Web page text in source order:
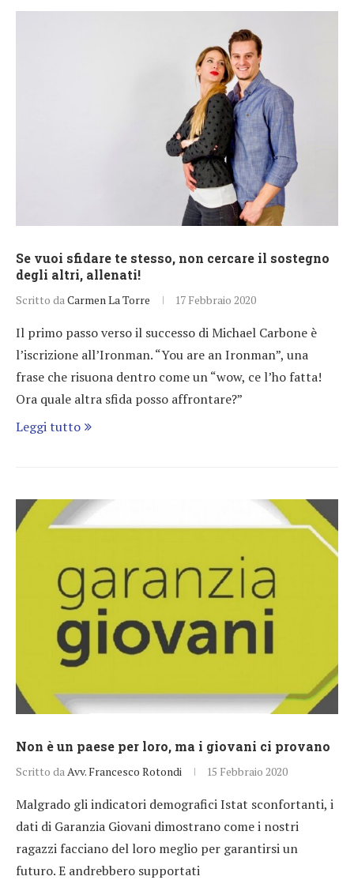
Se vuoi sfidare te stesso, non cercare il sostegno
degli altri, allenati!
Scritto da Carmen La Torre 17 Febbraio 2020
Il primo passo verso il successo di Michael Carbone è
l’iscrizione all’Ironman. “You are an Ironman”, una
frase che risuona dentro come un “wow, ce l’ho fatta!
Ora quale altra sfida posso affrontare?”
Leggi tutto
Non è un paese per loro, ma i giovani ci provano
Scritto da Avv. Francesco Rotondi 15 Febbraio 2020
Malgrado gli indicatori demografici Istat sconfortanti, i
dati di Garanzia Giovani dimostrano come i nostri
ragazzi facciano del loro meglio per garantirsi un
futuro. E andrebbero supportati